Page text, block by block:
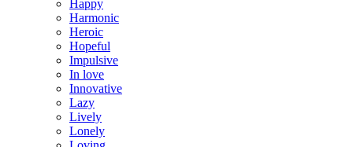
Happy
Harmonic
Heroic
Hopeful
Impulsive
In love
Innovative
Lazy
Lively
Lonely